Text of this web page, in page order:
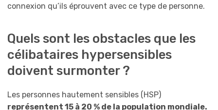
connexion qu’ils éprouvent avec ce type de personne.
Quels sont les obstacles que les
célibataires hypersensibles
doivent surmonter ?
Les personnes hautement sensibles (HSP)
représentent 15 à 20 % de la population mondiale.